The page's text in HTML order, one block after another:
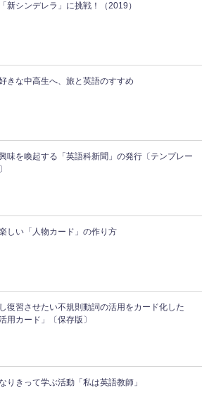
新シンデレラ」に挑戦！（2019）
きな中高生へ、旅と英語のすすめ
味を喚起する「英語科新聞」の発行〔テンプレー
しい「人物カード」の作り方
復習させたい不規則動詞の活用をカード化した
用カード」〔保存版〕
りきって学ぶ活動「私は英語教師」